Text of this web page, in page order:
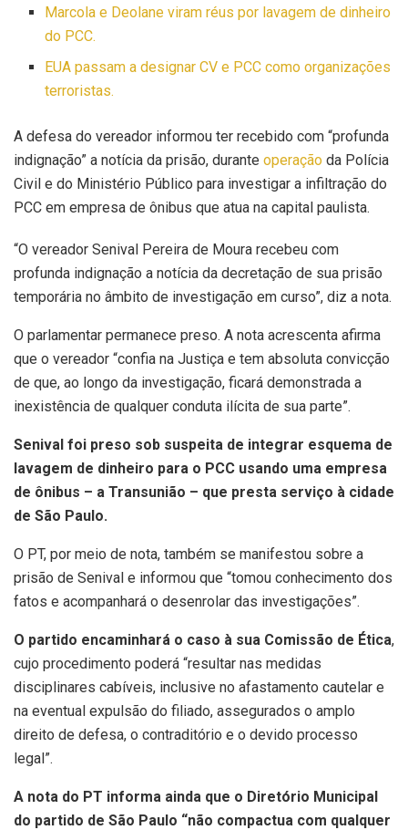
Marcola e Deolane viram réus por lavagem de dinheiro
do PCC.
EUA passam a designar CV e PCC como organizações
terroristas.
A defesa do vereador informou ter recebido com “profunda
indignação” a notícia da prisão, durante operação da Polícia
Civil e do Ministério Público para investigar a infiltração do
PCC em empresa de ônibus que atua na capital paulista.
“O vereador Senival Pereira de Moura recebeu com
profunda indignação a notícia da decretação de sua prisão
temporária no âmbito de investigação em curso”, diz a nota.
O parlamentar permanece preso. A nota acrescenta afirma
que o vereador “confia na Justiça e tem absoluta convicção
de que, ao longo da investigação, ficará demonstrada a
inexistência de qualquer conduta ilícita de sua parte”.
Senival foi preso sob suspeita de integrar esquema de
lavagem de dinheiro para o PCC usando uma empresa
de ônibus – a Transunião – que presta serviço à cidade
de São Paulo.
O PT, por meio de nota, também se manifestou sobre a
prisão de Senival e informou que “tomou conhecimento dos
fatos e acompanhará o desenrolar das investigações”.
O partido encaminhará o caso à sua Comissão de Ética,
cujo procedimento poderá “resultar nas medidas
disciplinares cabíveis, inclusive no afastamento cautelar e
na eventual expulsão do filiado, assegurados o amplo
direito de defesa, o contraditório e o devido processo
legal”.
A nota do PT informa ainda que o Diretório Municipal
do partido de São Paulo “não compactua com qualquer